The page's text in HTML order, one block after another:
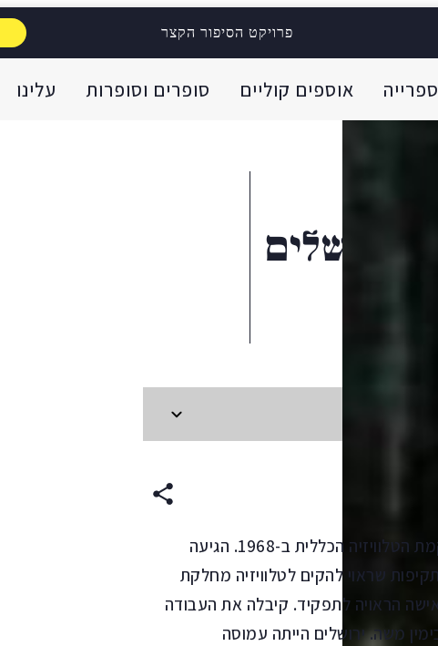
פרויקט הסיפור הקצר
ספרייה אוספים קוליים סופרים וסופרות עלינו
וירושלים
פראו ראתה פתח לעבודה בתחום האופנה עם הקמת הטלוויזיה הכללית ב-1968. הגיעה
שראוי להקים לטלוויזיה מחלקת
הראויה לתפקיד. קיבלה את העבודה
משה. ירושלים הייתה עמוסה